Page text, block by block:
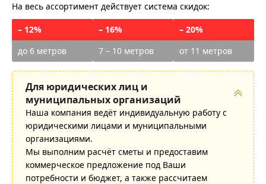
На весь ассортимент действует система скидок:
– 12%
до 6 метров
– 16%
7 – 10 метров
– 20%
от 11 метров
Для юридических лиц и
муниципальных организаций
Наша компания ведёт индивидуальную работу с
юридическими лицами и муниципальными
организациями.
Мы выполним расчёт сметы и предоставим
коммерческое предложение под Ваши
потребности и бюджет, а также рассчитаем